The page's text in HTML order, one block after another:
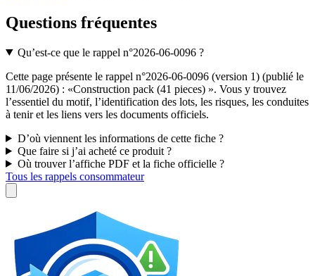
Questions fréquentes
Qu’est-ce que le rappel n°2026-06-0096 ?
Cette page présente le rappel n°2026-06-0096 (version 1) (publié le
11/06/2026) : «Construction pack (41 pieces) ». Vous y trouvez
l’essentiel du motif, l’identification des lots, les risques, les conduites
à tenir et les liens vers les documents officiels.
D’où viennent les informations de cette fiche ?
Que faire si j’ai acheté ce produit ?
Où trouver l’affiche PDF et la fiche officielle ?
Tous les rappels consommateur